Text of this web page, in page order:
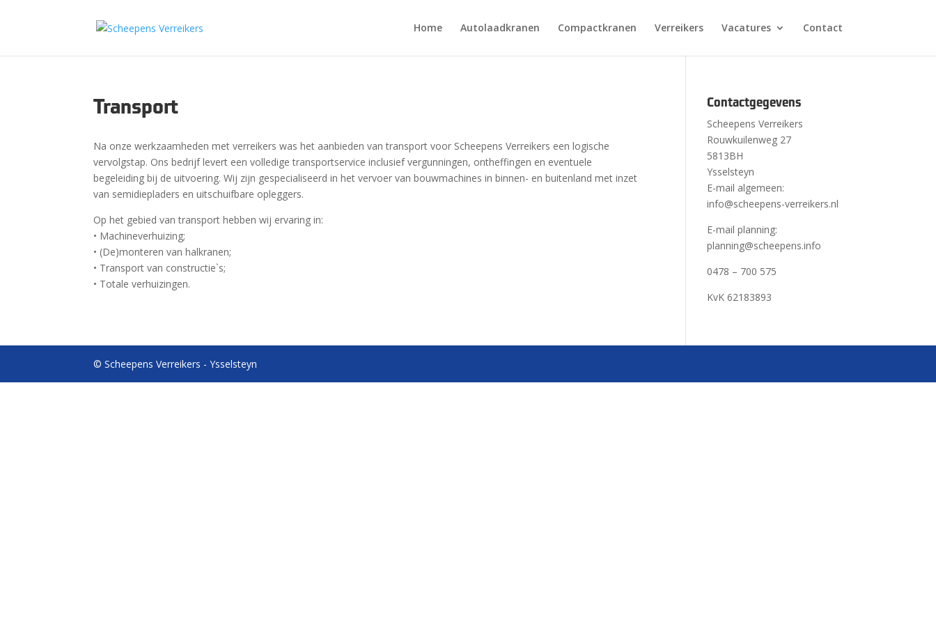
Home Autolaadkranen Compactkranen Verreikers Vacatures Contact
Transport
Na onze werkzaamheden met verreikers was het aanbieden van transport voor Scheepens Verreikers een logische
vervolgstap. Ons bedrijf levert een volledige transportservice inclusief vergunningen, ontheffingen en eventuele
begeleiding bij de uitvoering. Wij zijn gespecialiseerd in het vervoer van bouwmachines in binnen- en buitenland met inzet
van semidiepladers en uitschuifbare opleggers.
Op het gebied van transport hebben wij ervaring in:
• Machineverhuizing;
• (De)monteren van halkranen;
• Transport van constructie`s;
• Totale verhuizingen.
Contactgegevens
Scheepens Verreikers
Rouwkuilenweg 27
5813BH
Ysselsteyn
E-mail algemeen:
info@scheepens-verreikers.nl
E-mail planning:
planning@scheepens.info
0478 – 700 575
KvK 62183893
© Scheepens Verreikers - Ysselsteyn